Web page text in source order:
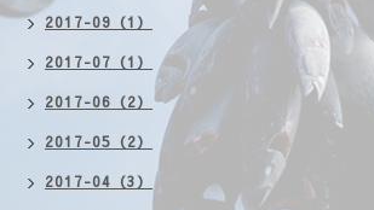
2017-09（1）
2017-07（1）
2017-06（2）
2017-05（2）
2017-04（3）